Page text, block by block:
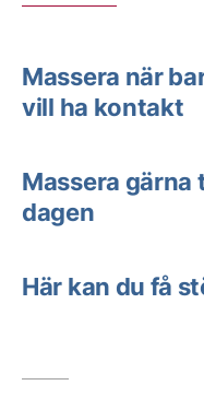
Massera när
vill ha kontakt
Massera gärna
dagen
Här kan du få